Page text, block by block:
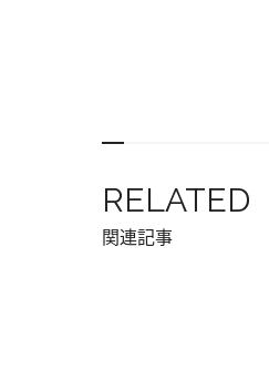
RELATED
関連記事